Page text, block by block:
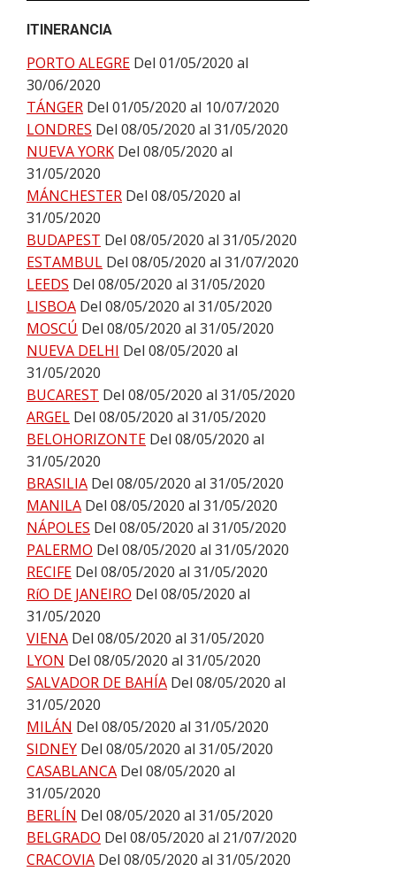
ITINERANCIA
PORTO ALEGRE Del 01/05/2020 al
30/06/2020
TÁNGER Del 01/05/2020 al 10/07/2020
LONDRES Del 08/05/2020 al 31/05/2020
NUEVA YORK Del 08/05/2020 al
31/05/2020
MÁNCHESTER Del 08/05/2020 al
31/05/2020
BUDAPEST Del 08/05/2020 al 31/05/2020
ESTAMBUL Del 08/05/2020 al 31/07/2020
LEEDS Del 08/05/2020 al 31/05/2020
LISBOA Del 08/05/2020 al 31/05/2020
MOSCÚ Del 08/05/2020 al 31/05/2020
NUEVA DELHI Del 08/05/2020 al
31/05/2020
BUCAREST Del 08/05/2020 al 31/05/2020
ARGEL Del 08/05/2020 al 31/05/2020
BELOHORIZONTE Del 08/05/2020 al
31/05/2020
BRASILIA Del 08/05/2020 al 31/05/2020
MANILA Del 08/05/2020 al 31/05/2020
NÁPOLES Del 08/05/2020 al 31/05/2020
PALERMO Del 08/05/2020 al 31/05/2020
RECIFE Del 08/05/2020 al 31/05/2020
RíO DE JANEIRO Del 08/05/2020 al
31/05/2020
VIENA Del 08/05/2020 al 31/05/2020
LYON Del 08/05/2020 al 31/05/2020
SALVADOR DE BAHÍA Del 08/05/2020 al
31/05/2020
MILÁN Del 08/05/2020 al 31/05/2020
SIDNEY Del 08/05/2020 al 31/05/2020
CASABLANCA Del 08/05/2020 al
31/05/2020
BERLÍN Del 08/05/2020 al 31/05/2020
BELGRADO Del 08/05/2020 al 21/07/2020
CRACOVIA Del 08/05/2020 al 31/05/2020